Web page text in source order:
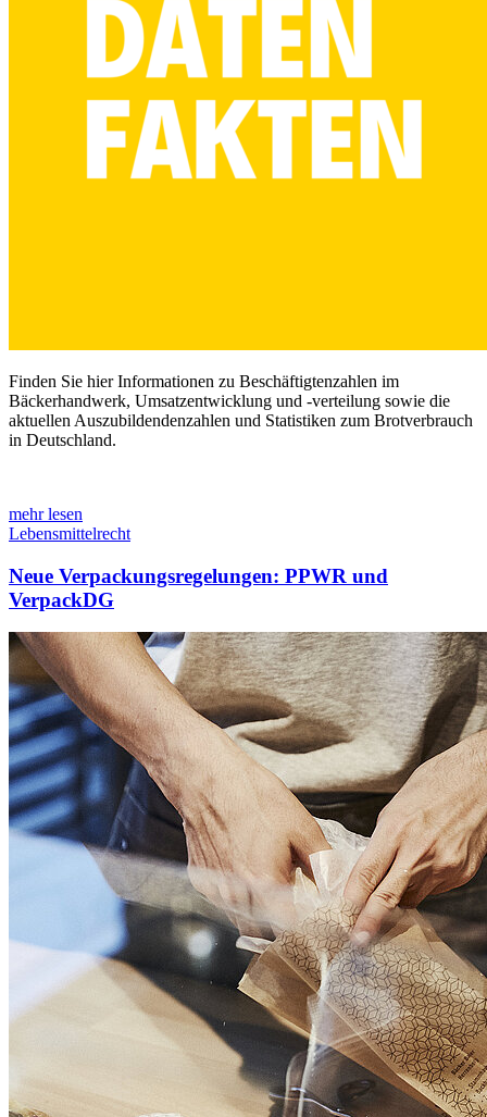
Finden Sie hier Informationen zu Beschäftigtenzahlen im
Bäckerhandwerk, Umsatzentwicklung und -verteilung sowie die
aktuellen Auszubildendenzahlen und Statistiken zum Brotverbrauch
in Deutschland.
mehr lesen
Lebensmittelrecht
Neue Verpackungsregelungen: PPWR und
VerpackDG